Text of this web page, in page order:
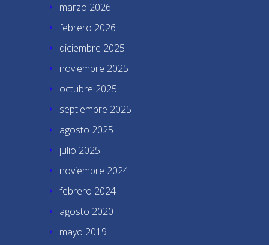
marzo 2026
febrero 2026
diciembre 2025
noviembre 2025
octubre 2025
septiembre 2025
agosto 2025
julio 2025
noviembre 2024
febrero 2024
agosto 2020
mayo 2019